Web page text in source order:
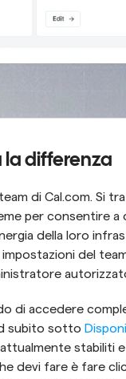
la differenza
di Cal.com. Si
per consentire a
della loro
del
di accedere
subito sotto
stabiliti
devi fare è fare